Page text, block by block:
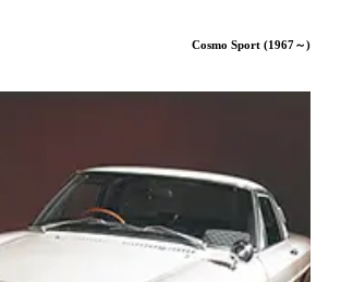
Cosmo Sport (1967～)